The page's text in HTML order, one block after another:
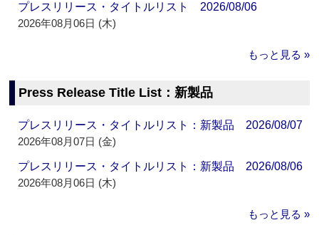
プレスリリース・タイトルリスト 2026/08/06
2026年08月06日 (木)
もっと見る »
Press Release Title List：新製品
プレスリリース・タイトルリスト：新製品 2026/08/07
2026年08月07日 (金)
プレスリリース・タイトルリスト：新製品 2026/08/06
2026年08月06日 (木)
もっと見る »